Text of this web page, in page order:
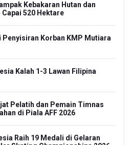
Kebakaran Hutan dan
Capai 520 Hektare
Penyisiran Korban KMP Mutiara
Kalah 1-3 Lawan Filipina
Pelatih dan Pemain Timnas
di Piala AFF 2026
Raih 19 Medali di Gelaran